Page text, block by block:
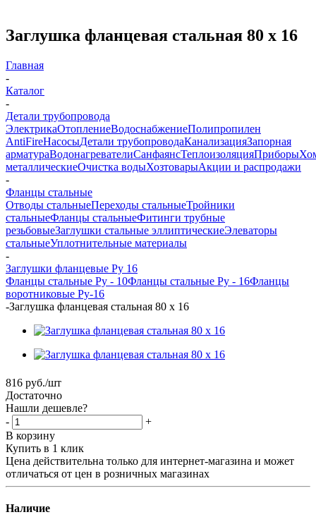
Заглушка фланцевая стальная 80 х 16
Главная
-
Каталог
-
Детали трубопровода
ЭлектрикаОтоплениеВодоснабжениеПолипропилен
AntiFireНасосыДетали трубопроводаКанализацияЗапорная
арматураВодонагревателиСанфаянсТеплоизоляцияПриборы
металлическиеОчистка водыХозтоварыАкции и распродажи
-
Фланцы стальные
Отводы стальныеПереходы стальныеТройники
стальныеФланцы стальныеФитинги трубные
резьбовыеЗаглушки стальные эллиптическиеЭлеваторы
стальныеУплотнительные материалы
-
Заглушки фланцевые Ру 16
Фланцы стальные Ру - 10Фланцы стальные Ру - 16Фланцы
воротниковые Ру-16
-Заглушка фланцевая стальная 80 х 16
816 руб./шт
Достаточно
Нашли дешевле?
-
+
В корзину
Купить в 1 клик
Цена действительна только для интернет-магазина и может
отличаться от цен в розничных магазинах
Наличие